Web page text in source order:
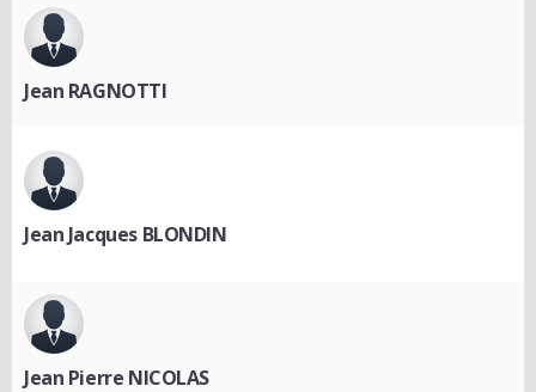
Jean RAGNOTTI
Jean Jacques BLONDIN
Jean Pierre NICOLAS